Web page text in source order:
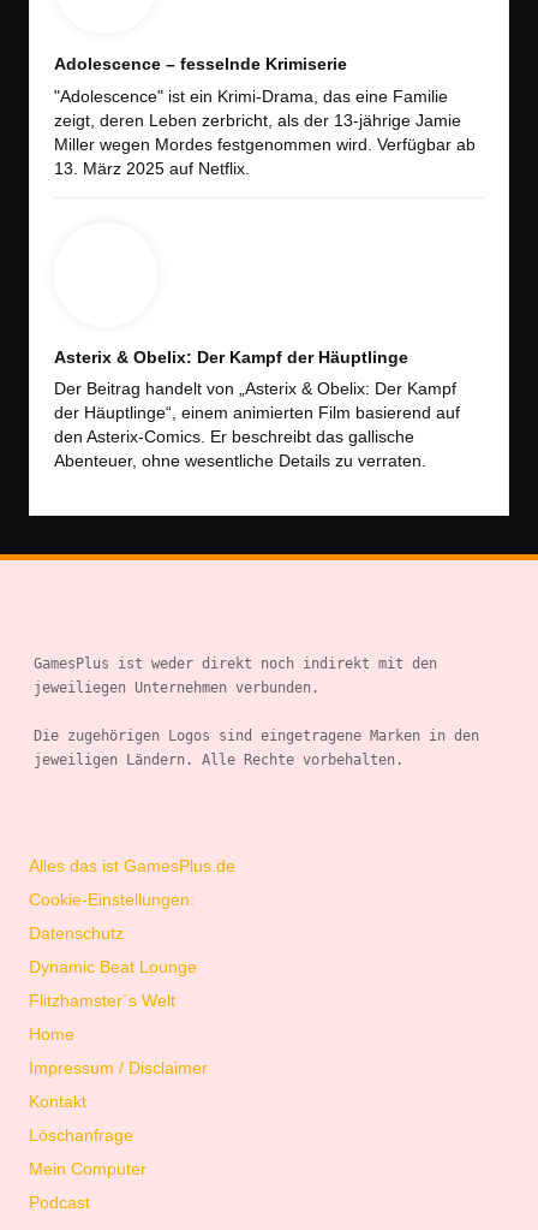
Adolescence – fesselnde Krimiserie
"Adolescence" ist ein Krimi-Drama, das eine Familie
zeigt, deren Leben zerbricht, als der 13-jährige Jamie
Miller wegen Mordes festgenommen wird. Verfügbar ab
13. März 2025 auf Netflix.
Asterix & Obelix: Der Kampf der Häuptlinge
Der Beitrag handelt von „Asterix & Obelix: Der Kampf
der Häuptlinge“, einem animierten Film basierend auf
den Asterix-Comics. Er beschreibt das gallische
Abenteuer, ohne wesentliche Details zu verraten.
GamesPlus ist weder direkt noch indirekt mit den
jeweiliegen Unternehmen verbunden.
Die zugehörigen Logos sind eingetragene Marken in den
jeweiligen Ländern. Alle Rechte vorbehalten.
Alles das ist GamesPlus.de
Cookie-Einstellungen:
Datenschutz
Dynamic Beat Lounge
Flitzhamster´s Welt
Home
Impressum / Disclaimer
Kontakt
Löschanfrage
Mein Computer
Podcast